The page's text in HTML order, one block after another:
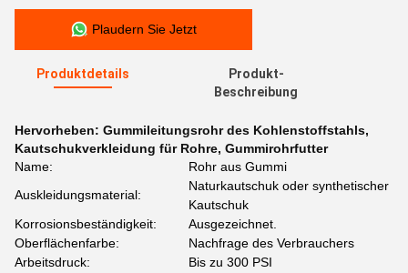
Plaudern Sie Jetzt
Produktdetails
Produkt-
Beschreibung
Hervorheben: Gummileitungsrohr des Kohlenstoffstahls,
Kautschukverkleidung für Rohre, Gummirohrfutter
Name:
Rohr aus Gummi
Auskleidungsmaterial:
Naturkautschuk oder synthetischer
Kautschuk
Korrosionsbeständigkeit:
Ausgezeichnet.
Oberflächenfarbe:
Nachfrage des Verbrauchers
Arbeitsdruck:
Bis zu 300 PSI